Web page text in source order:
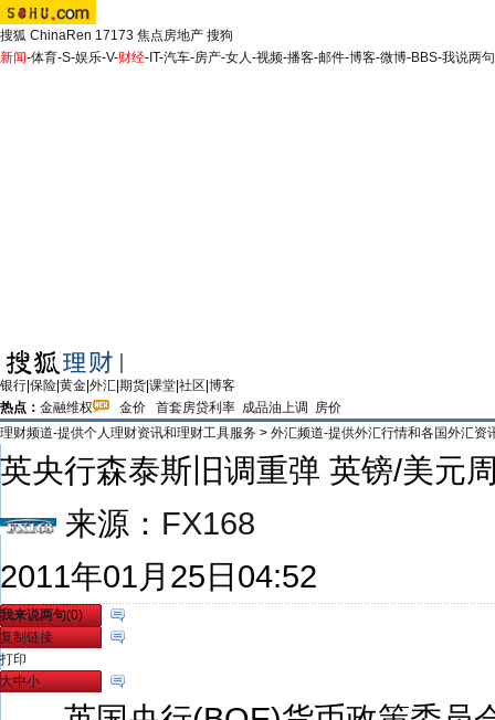
搜狐 ChinaRen 17173 焦点房地产 搜狗
新闻-体育-S-娱乐-V-财经- IT-汽车-房产-女人-视频-播客-邮件-博客-微博-BBS-我说两句
银行 保险 黄金 外汇 期货 课堂 社区 博客
热点： 金融维权 金价 首套房贷利率 成品油上调
房价
理财频道-提供个人理财资讯和理财工具服务 > 外汇频道-提供外汇行情和各国外汇资
英央行森泰斯旧调重弹 英镑/美元
来源： FX168
2011年01月25日04:52
我来说两句(0)
复制链接
打印
大中小